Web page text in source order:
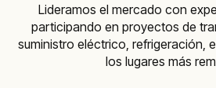
Lideramos el mercado con
participando en proyectos de
suministro eléctrico, refrigeración,
los lugares más